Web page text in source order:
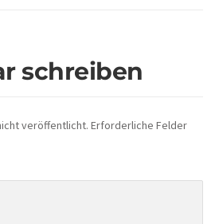
schreiben
veröffentlicht. Erforderliche Felder